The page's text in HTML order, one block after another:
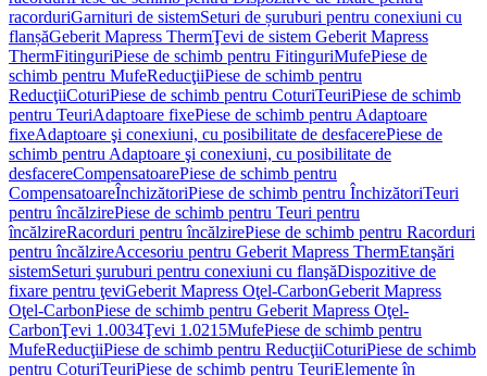
racorduriGarnituri de sistemSeturi de șuruburi pentru conexiuni cu
flanșăGeberit Mapress ThermŢevi de sistem Geberit Mapress
ThermFitinguriPiese de schimb pentru FitinguriMufePiese de
schimb pentru MufeReducţiiPiese de schimb pentru
ReducţiiCoturiPiese de schimb pentru CoturiTeuriPiese de schimb
pentru TeuriAdaptoare fixePiese de schimb pentru Adaptoare
fixeAdaptoare şi conexiuni, cu posibilitate de desfacerePiese de
schimb pentru Adaptoare şi conexiuni, cu posibilitate de
desfacereCompensatoarePiese de schimb pentru
CompensatoareÎnchizătoriPiese de schimb pentru ÎnchizătoriTeuri
pentru încălzirePiese de schimb pentru Teuri pentru
încălzireRacorduri pentru încălzirePiese de schimb pentru Racorduri
pentru încălzireAccesoriu pentru Geberit Mapress ThermEtanşări
sistemSeturi şuruburi pentru conexiuni cu flanşăDispozitive de
fixare pentru ţeviGeberit Mapress Oţel-CarbonGeberit Mapress
Oţel-CarbonPiese de schimb pentru Geberit Mapress Oţel-
CarbonŢevi 1.0034Ţevi 1.0215MufePiese de schimb pentru
MufeReducţiiPiese de schimb pentru ReducţiiCoturiPiese de schimb
pentru CoturiTeuriPiese de schimb pentru TeuriElemente în